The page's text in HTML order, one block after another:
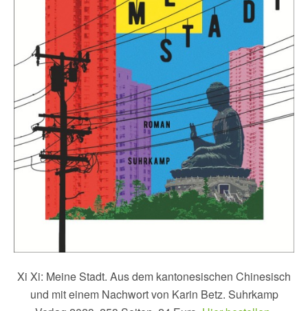
Xi Xi: Meine Stadt. Aus dem kantonesischen Chinesisch
und mit einem Nachwort von Karin Betz. Suhrkamp